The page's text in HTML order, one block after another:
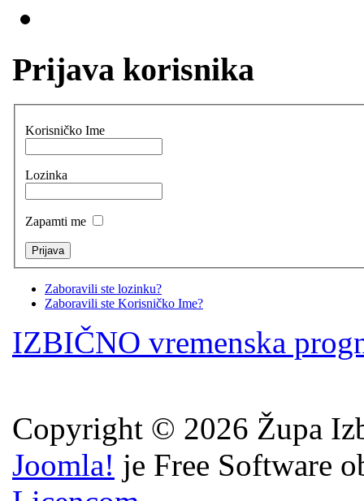
Prijava korisnika
Korisničko Ime
Lozinka
Zapamti me
Zaboravili ste lozinku?
Zaboravili ste Korisničko Ime?
IZBIČNO vremenska
Copyright © 2026 Župa
Joomla! je Free Software